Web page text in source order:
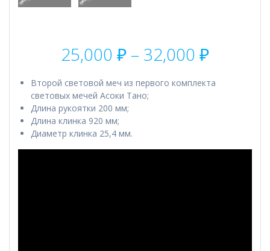
25,000 ₽ – 32,000 ₽
25,000
–
Второй световой меч из первого комплекта
световых мечей Асоки Тано;
Длина рукоятки 200 мм;
Длина клинка 920 мм;
Диаметр клинка 25,4 мм.